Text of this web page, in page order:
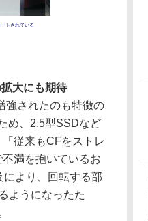
トされている
大にも期待
強されたのも特徴の
め、2.5型SSDなど
従来もCFをストレ
満を抱いているお
より、回転する部
ようになったた